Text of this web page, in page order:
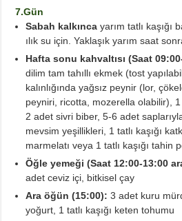
7.Gün
Sabah kalkıncayarım tatlı kaşığı
ılık su için. Yaklaşık yarım saat
Hafta sonu kahvaltısı (Saat
dilim tam tahıllı ekmek (tost
kalınlığında yağsız peynir (lor,
peyniri, ricotta, mozerella olabilir), 1
2 adet sivri biber, 5-6 adet
mevsim yeşillikleri, 1 tatlı kaşığı
marmelatı veya 1 tatlı kaşığı tahin
Öğle yemeği (Saat 12:00-13:00
adet ceviz içi, bitkisel çay
Ara öğün (15:00): 3 adet kuru
yoğurt, 1 tatlı kaşığı keten tohumu